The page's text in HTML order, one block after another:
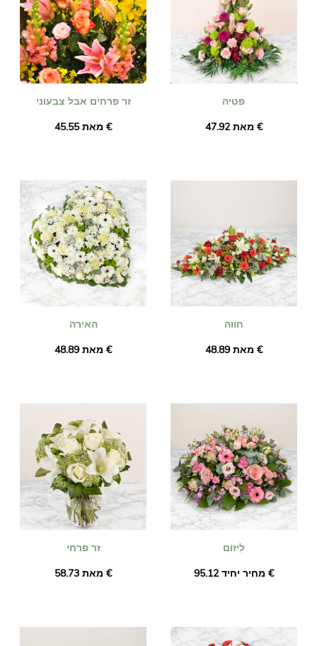
זר פרחים אבל צבעוני
מאת ‏45.55 €
פטיה
מאת ‏47.92 €
האירה
מאת ‏48.89 €
חווה
מאת ‏48.89 €
זר פרחי
מאת ‏58.73 €
לִיזוֹם
מחיר יחיד ‏95.12 €